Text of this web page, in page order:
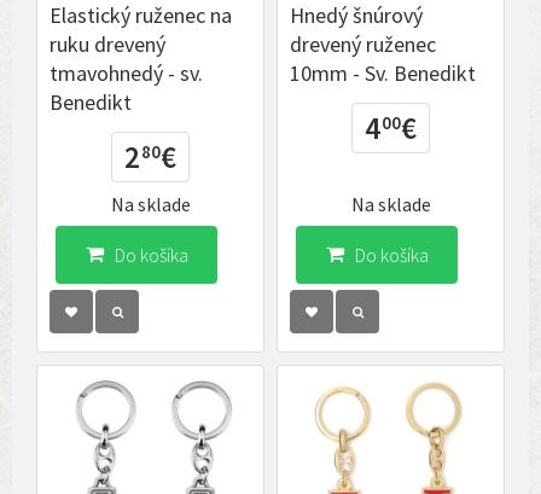
Elastický ruženec na
ruku drevený
tmavohnedý - sv.
Benedikt
280€
Do košíka
Na sklade
Hnedý šnúrový
drevený ruženec
10mm - Sv. Benedikt
400€
Do košíka
Na sklade